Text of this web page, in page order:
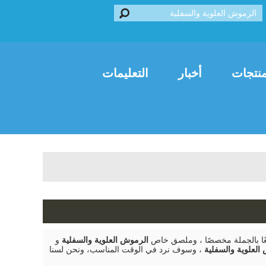
أخبار التعليمات
بالجملة مخصصًا ، وملصق خاص الرموش العلوية والسفلية و
والسفلية ، وسوف نرد في الوقت المناسب، ونحن لسنا